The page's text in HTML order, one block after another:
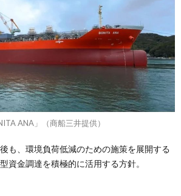
ANA」（商船三井提供）
も、環境負荷低減のための施策を展開する
資金調達を積極的に活用する方針。